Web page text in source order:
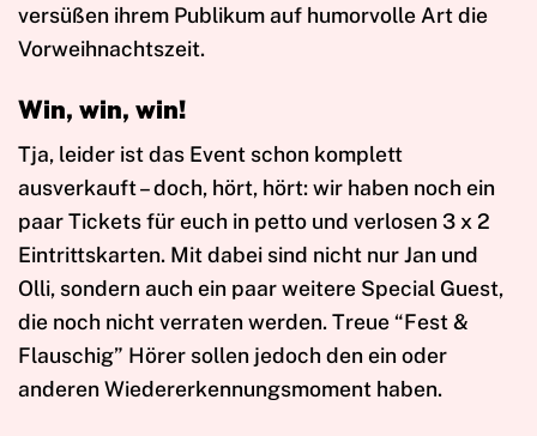
versüßen ihrem Publikum auf humorvolle Art die
Vorweihnachtszeit.
Win, win, win!
Tja, leider ist das Event schon komplett
ausverkauft – doch, hört, hört: wir haben noch ein
paar Tickets für euch in petto und verlosen 3 x 2
Eintrittskarten. Mit dabei sind nicht nur Jan und
Olli, sondern auch ein paar weitere Special Guest,
die noch nicht verraten werden. Treue “Fest &
Flauschig” Hörer sollen jedoch den ein oder
anderen Wiedererkennungsmoment haben.